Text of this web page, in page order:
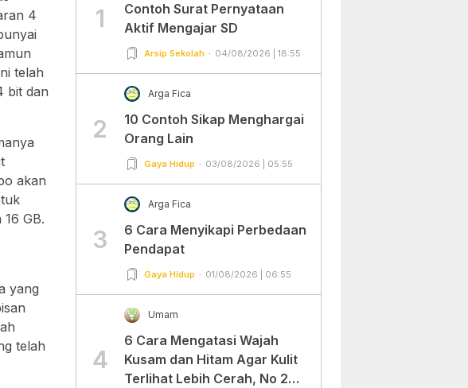
4
telah
bit dan
akan
GB.
yang
telah
1
Contoh Surat Pernyataan
Aktif Mengajar SD
Arsip Sekolah 04/08/2026 | 18:55
2
Arga Fica
10 Contoh Sikap Menghargai
Orang Lain
Gaya Hidup 03/08/2026 | 05:55
3
Arga Fica
6 Cara Menyikapi Perbedaan
Pendapat
Gaya Hidup 01/08/2026 | 06:55
4
Umam
6 Cara Mengatasi Wajah
Kusam dan Hitam Agar Kulit
Terlihat Lebih Cerah, No 2